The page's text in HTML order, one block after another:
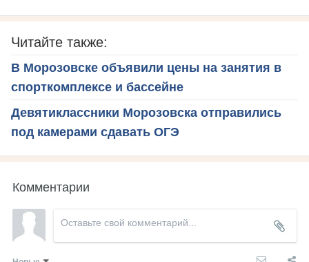
Читайте также:
В Морозовске объявили цены на занятия в
спорткомплексе и бассейне
Девятиклассники Морозовска отправились
под камерами сдавать ОГЭ
Комментарии